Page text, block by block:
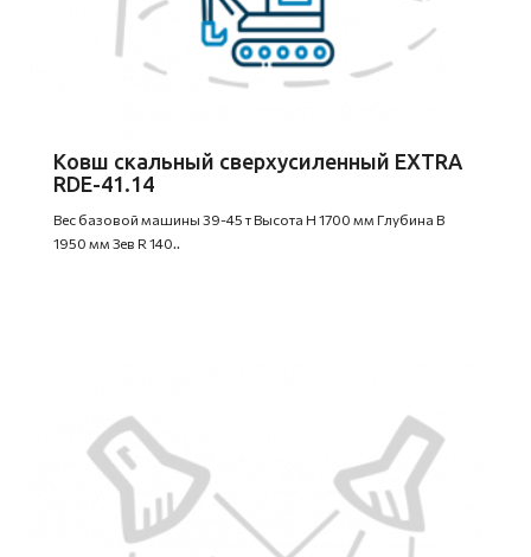
Ковш скальный сверхусиленный EXTRA
RDE-41.14
Вес базовой машины 39-45 т Высота H 1700 мм Глубина B
1950 мм Зев R 140..